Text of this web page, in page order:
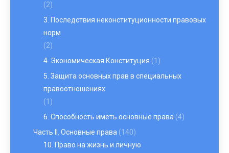
(2)
3. Последствия неконституционности правовых
норм
(2)
4. Экономическая Конституция (1)
5. Защита основных прав в специальных
правоотношениях
(1)
6. Способность иметь основные права (4)
Часть II. Основные права (140)
10. Право на жизнь и личную